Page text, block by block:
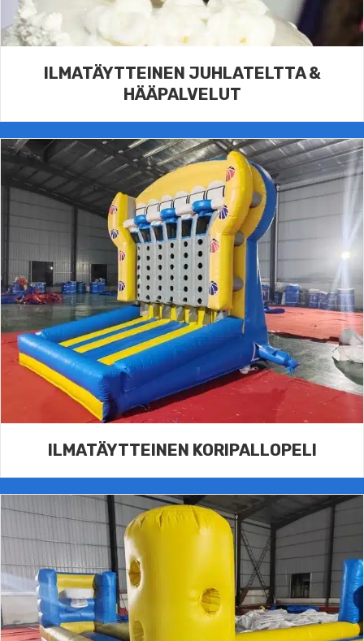
ILMATÄYTTEINEN JUHLATELTTA &
HÄÄPALVELUT
ILMATÄYTTEINEN KORIPALLOPELI